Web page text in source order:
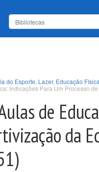
do Esporte, Lazer, Educação
Indicações Para Um Processo
de
da